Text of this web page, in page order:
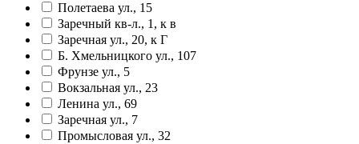
Полетаева ул., 15
Заречный кв-л., 1, к в
Заречная ул., 20, к Г
Б. Хмельницкого ул., 107
Фрунзе ул., 5
Вокзальная ул., 23
Ленина ул., 69
Заречная ул., 7
Промысловая ул., 32